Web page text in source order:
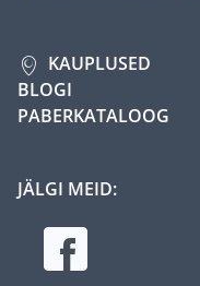
KAUPLUSED
BLOGI
PABERKATALOOG
JÄLGI MEID: